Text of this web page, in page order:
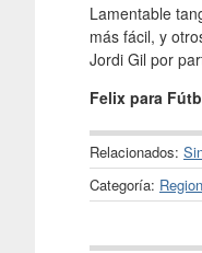
Lamentable
más fácil, y
Jordi Gil por
Felix para
Relacionados:
Categoría: